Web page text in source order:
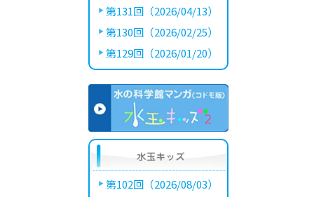
第131回（2026/04/13）
第130回（2026/02/25）
第129回（2026/01/20）
第102回（2026/08/03）